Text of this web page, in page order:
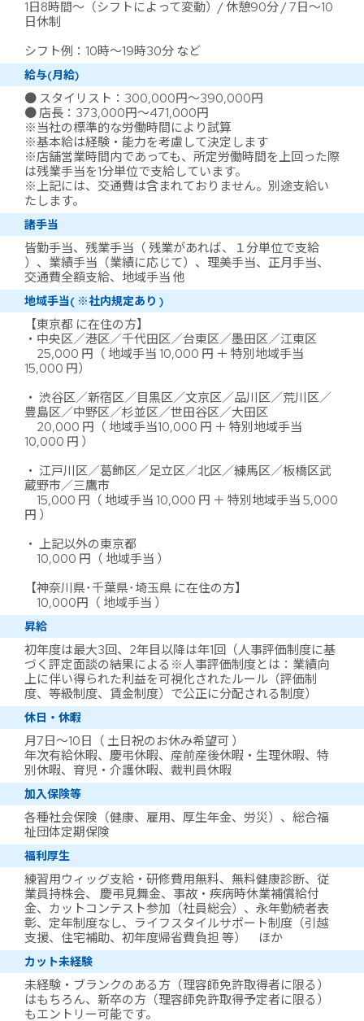
1日8時間～（シフトによって変動）/ 休憩90分 / 7日～10
日休制
シフト例：10時～19時30分 など
給与(月給)
● スタイリスト：300,000円～390,000円
● 店長：373,000円～471,000円
※当社の標準的な労働時間により試算
※基本給は経験・能力を考慮して決定します
※店舗営業時間内であっても、所定労働時間を上回った際
は残業手当を1分単位で支給しています。
※上記には、交通費は含まれておりません。別途支給い
たします。
諸手当
皆勤手当、残業手当（ 残業があれば、１分単位で支給
）、業績手当（業績に応じて）、理美手当、正月手当、
交通費全額支給、地域手当 他
地域手当( ※社内規定あり )
【東京都 に在住の方】
・中央区／港区／千代田区／台東区／墨田区／江東区
25,000 円（ 地域手当 10,000 円 ＋ 特別地域手当
15,000 円）
・ 渋谷区／新宿区／目黒区／文京区／品川区／荒川区／
豊島区／中野区／杉並区／世田谷区／大田区
20,000 円（ 地域手当10,000 円 ＋ 特別地域手当
10,000 円 ）
・ 江戸川区／葛飾区／足立区／北区／練馬区／板橋区武
蔵野市／三鷹市
15,000 円（ 地域手当 10,000 円 ＋ 特別地域手当 5,000
円 ）
・ 上記以外の東京都
10,000 円（ 地域手当 ）
【神奈川県･千葉県･埼玉県 に在住の方】
10,000円（ 地域手当 ）
昇給
初年度は最大3回、2年目以降は年1回（人事評価制度に基
づく評定面談の結果による※人事評価制度とは：業績向
上に伴い得られた利益を可視化されたルール（評価制
度、等級制度、賃金制度）で公正に分配される制度）
休日・休暇
月7日～10日（ 土日祝のお休み希望可 ）
年次有給休暇、慶弔休暇、産前産後休暇・生理休暇、特
別休暇、育児・介護休暇、裁判員休暇
加入保険等
各種社会保険（健康、雇用、厚生年金、労災）、総合福
祉団体定期保険
福利厚生
練習用ウィッグ支給・研修費用無料、無料健康診断、従
業員持株会、 慶弔見舞金、事故・疾病時休業補償給付
金、カットコンテスト参加（社員総会）、永年勤続者表
彰、定年制度なし、ライフスタイルサポート制度（引越
支援、住宅補助、初年度帰省費負担 等） ほか
カット未経験
未経験・ブランクのある方（理容師免許取得者に限る）
はもちろん、新卒の方（理容師免許取得予定者に限る）
もエントリー可能です。